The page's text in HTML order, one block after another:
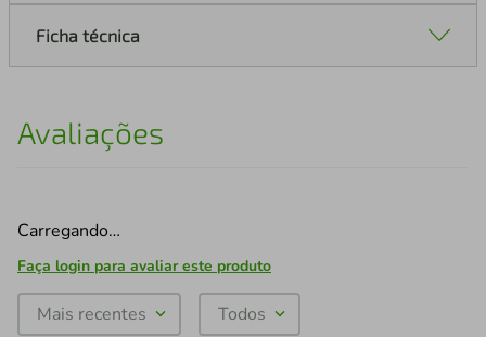
Ficha técnica
Avaliações
Carregando…
Faça login para avaliar este produto
Mais recentes Todos